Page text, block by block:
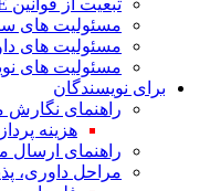
تبعیت از قوانین COPE
مسئولیت های
مسئولیت های
مسئولیت های
برای نویسندگان
راهنمای نگارش
هزینه
راهنمای ارسال
مراحل داوری،